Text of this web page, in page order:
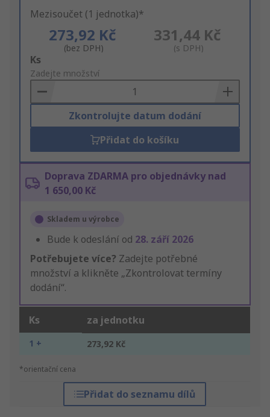
Mezisoučet (1 jednotka)*
273,92 Kč
(bez DPH)
331,44 Kč
(s DPH)
Add
to
Basket
Ks
Zadejte množství
Zkontrolujte datum dodání
Přidat do košíku
Doprava ZDARMA pro objednávky nad
1 650,00 Kč
Skladem u výrobce
Bude k odeslání od 28. září 2026
Potřebujete více? Zadejte potřebné
množství a klikněte „Zkontrolovat termíny
dodání“.
Ks za jednotku
1 + 273,92 Kč
*orientační cena
Přidat do seznamu dílů